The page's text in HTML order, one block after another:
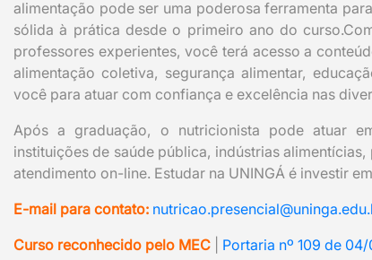
alimentação pode ser uma poderosa ferramenta
sólida à prática desde o primeiro ano do curso.
professores experientes, você terá acesso a
alimentação coletiva, segurança alimentar,
você para atuar com confiança e excelência nas
Após a graduação, o nutricionista pode atuar
instituições de saúde pública, indústrias
atendimento on-line. Estudar na UNINGÁ é investir
E-mail para contato:
Curso reconhecido pelo MEC
Portaria nº 109 de